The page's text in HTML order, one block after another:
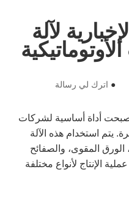
لآلة
● اترك لي رسالة
أداة أساسية لشركات
يتم استخدام هذه الآلة
المقوى، والصفائح
الإنتاج لأنواع مختلفة